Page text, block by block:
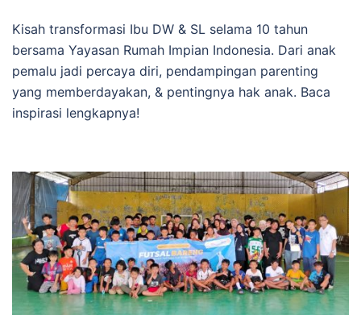
Kisah transformasi Ibu DW & SL selama 10 tahun
bersama Yayasan Rumah Impian Indonesia. Dari anak
pemalu jadi percaya diri, pendampingan parenting
yang memberdayakan, & pentingnya hak anak. Baca
inspirasi lengkapnya!